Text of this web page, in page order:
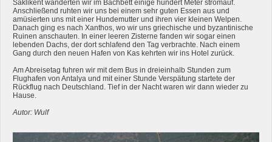
Saklikent wanderten wir im Bachbett einige hundert Meter stromauf.
Anschließend ruhten wir uns bei einem sehr guten Essen aus und
amüsierten uns mit einer Hundemutter und ihren vier kleinen Welpen.
Danach ging es nach Xanthos, wo wir uns griechische und byzantinische
Ruinen anschauten. In einer leeren Zisterne fanden wir sogar einen
lebenden Dachs, der dort schlafend den Tag verbrachte. Nach einem
Gang durch den neuen Hafen von Kas kehrten wir ins Hotel zurück.
Am Abreisetag fuhren wir mit dem Bus in dreieinhalb Stunden zum
Flughafen von Antalya und mit einer Stunde Verspätung startete der
Rückflug nach Deutschland. Tief in der Nacht waren wir dann wieder zu
Hause.
Autor: Wulf